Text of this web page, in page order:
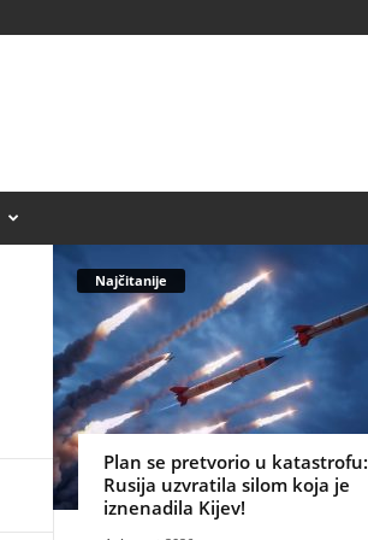
Najčitanije
Plan se pretvorio u katastrofu:
Rusija uzvratila silom koja je
iznenadila Kijev!